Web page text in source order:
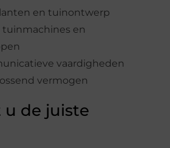
en tuinontwerp
tuinmachines en
vaardigheden
vermogen
de juiste